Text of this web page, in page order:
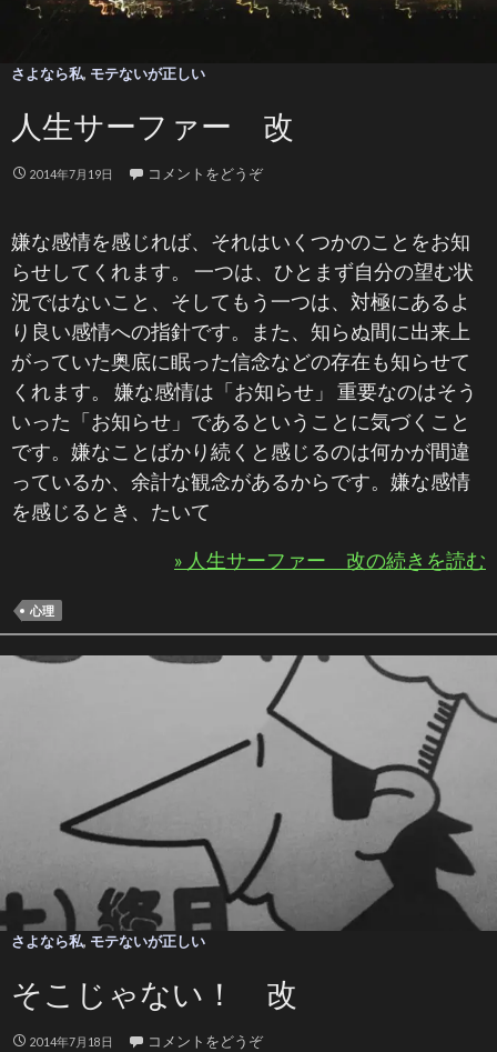
さよなら私, モテないが正しい
人生サーファー 改
2014年7月19日 コメントをどうぞ
嫌な感情を感じれば、それはいくつかのことをお知
らせしてくれます。 一つは、ひとまず自分の望む状
況ではないこと、そしてもう一つは、対極にあるよ
り良い感情への指針です。また、知らぬ間に出来上
がっていた奥底に眠った信念などの存在も知らせて
くれます。 嫌な感情は「お知らせ」 重要なのはそう
いった「お知らせ」であるということに気づくこと
です。嫌なことばかり続くと感じるのは何かが間違
っているか、余計な観念があるからです。嫌な感情
を感じるとき、たいて
» 人生サーファー 改の続きを読む
心理
さよなら私, モテないが正しい
そこじゃない！ 改
2014年7月18日 コメントをどうぞ